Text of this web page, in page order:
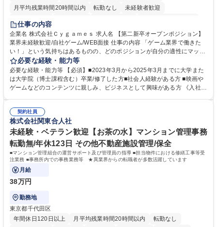
月平均残業時間20時間以内
転勤なし
未経験者歓迎
住宅手当あり
交通費支給
土日祝休み 服装自由 昼食補助あり
第二新卒歓迎
食事補助あり
仕事の内容
企業名 株式会社Ｃｙｇａｍｅｓ 求人名 【第二新卒オープンポジション】
業界未経験歓迎/自社ゲーム/WEB面接 仕事の内容 「ゲーム業界で働きた
い！」という気持ちはあるものの、どのポジションが自分の適性にマッチ
しているか悩んでいる方が対象となります！ 総合職（プランナー/データ
アナリストなど）、技術職（開発エンジニ ア/インフラエンジニアな
ど）、デザイン職（デザイナー/イラストレ ーターなど）等から、面接で
ご希望と適正にマッチしたポジションをご案内いたします。ゲームやエン
のご応募をお待ちしております。 募集職種 【第二新卒オープンポジショ
ン】業界未経験歓迎/自社ゲーム/WEB面接
必要な経験・能力等
必要な経験・能力等 【必須】■2023年3月から2025年3月までに大学また
は大学院（博士課程含む）卒業/修了した方■社会人経験がある方 ■映画や
ゲームなどのコンテンツに親しみ、ビジネスとして興味がある方 《入社実
契約社員
株式会社関東合人社
未経験・ベテラン歓迎【お茶の水】マンション管理事務
転勤無/年休123日 その他不動産施設管理/保全
■マンション管理組合の運営サポート及び管理員の指導 ■担当物件における修繕工事等受
注業務 ■事務所内での事務業務等 ★異業界からの転職者が多数活躍しています
月給
38万円
勤務地
東京都千代田区
年間休日120日以上
月平均残業時間20時間以内 転勤なし